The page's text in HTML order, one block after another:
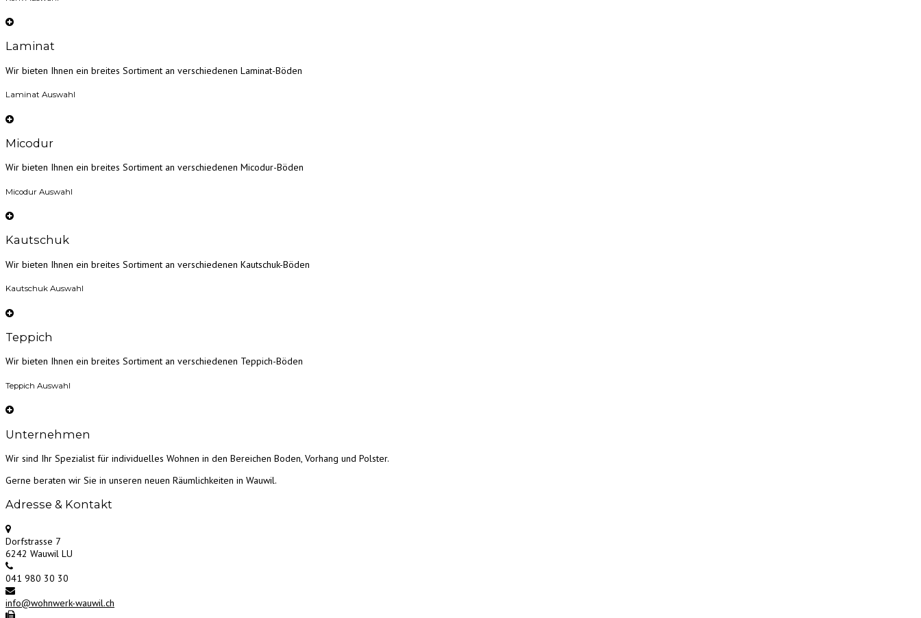
Laminat
Wir bieten Ihnen ein breites Sortiment an verschiedenen Laminat-Böden
Laminat Auswahl
Micodur
Wir bieten Ihnen ein breites Sortiment an verschiedenen Micodur-Böden
Micodur Auswahl
Kautschuk
Wir bieten Ihnen ein breites Sortiment an verschiedenen Kautschuk-Böden
Kautschuk Auswahl
Teppich
Wir bieten Ihnen ein breites Sortiment an verschiedenen Teppich-Böden
Teppich Auswahl
Unternehmen
Wir sind Ihr Spezialist für individuelles Wohnen in den Bereichen Boden, Vorhang und Polster.
Gerne beraten wir Sie in unseren neuen Räumlichkeiten in Wauwil.
Adresse & Kontakt
Dorfstrasse 7
6242 Wauwil LU
041 980 30 30
info@wohnwerk-wauwil.ch